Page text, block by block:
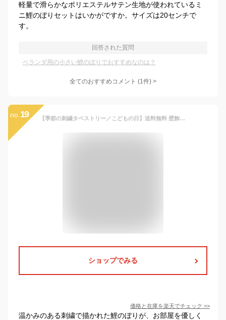
軽量で滑らかなポリエステルサテン生地が使われているミ
ニ鯉のぼりセットはいかがですか。サイズは20センチで
す。
回答された質問
ベランダ用の小さい鯉のぼりでおすすめなのは？
全てのおすすめコメント (1件) >
no. 19 【季節の刺繍タペストリー／こどもの日】送料無料 壁飾り インテリア 玄関 雑貨 装飾 お祝い 誕生日 贈り物 出産祝い プレゼント ギフト ナチュラル 子どもの日 タペストリー 端午の節句 兜 こいのぼり 鯉のぼり 男の子 男児 Lサイズ Sサイズ
ショップでみる
価格と在庫を楽天でチェック >>
温かみのある刺繍で描かれた鯉のぼりが、お部屋を優しく